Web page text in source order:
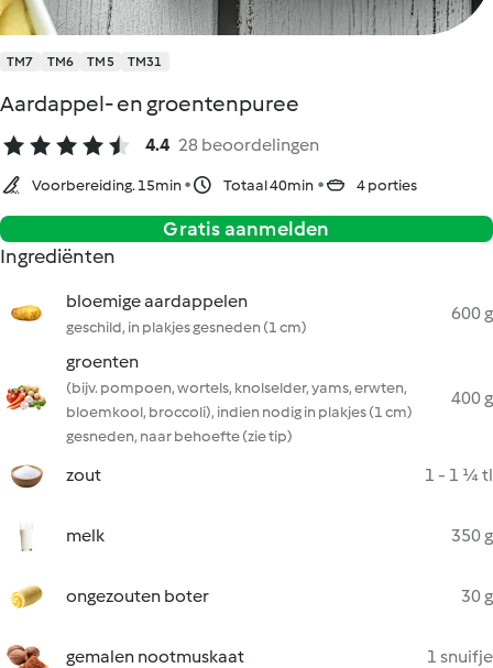
TM7 TM6 TM5 TM31
Aardappel- en groentenpuree
4.4 28 beoordelingen
Voorbereiding. 15min Totaal 40min 4 porties
Gratis aanmelden
Ingrediënten
bloemige aardappelen
geschild, in plakjes gesneden (1 cm)
600 g
groenten
(bijv. pompoen, wortels, knolselder, yams, erwten,
bloemkool, broccoli), indien nodig in plakjes (1 cm)
gesneden, naar behoefte (zie tip)
400 g
zout 1 - 1 ¼ tl
melk 350 g
ongezouten boter 30 g
gemalen nootmuskaat 1 snuifje